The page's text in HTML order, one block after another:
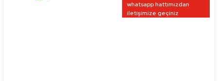
whatsapp hattımızdan
iletişimize geçiniz